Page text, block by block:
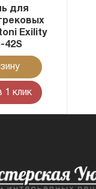
для
Exility
42S
1 клик